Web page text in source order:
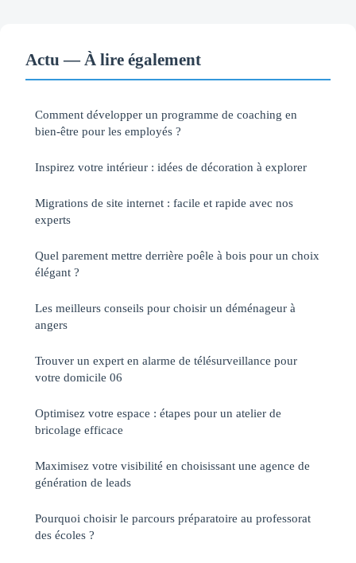
Actu — À lire également
Comment développer un programme de coaching en
bien-être pour les employés ?
Inspirez votre intérieur : idées de décoration à explorer
Migrations de site internet : facile et rapide avec nos
experts
Quel parement mettre derrière poêle à bois pour un choix
élégant ?
Les meilleurs conseils pour choisir un déménageur à
angers
Trouver un expert en alarme de télésurveillance pour
votre domicile 06
Optimisez votre espace : étapes pour un atelier de
bricolage efficace
Maximisez votre visibilité en choisissant une agence de
génération de leads
Pourquoi choisir le parcours préparatoire au professorat
des écoles ?